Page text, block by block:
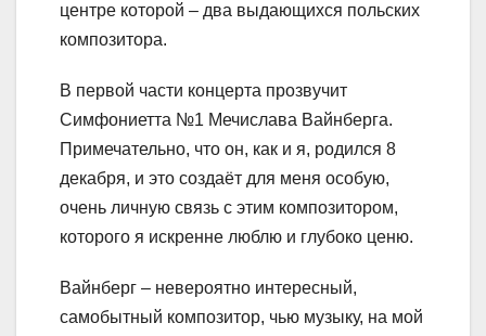
центре которой – два выдающихся польских
композитора.
В первой части концерта прозвучит
Симфониетта №1 Мечислава Вайнберга.
Примечательно, что он, как и я, родился 8
декабря, и это создаёт для меня особую,
очень личную связь с этим композитором,
которого я искренне люблю и глубоко ценю.
Вайнберг – невероятно интересный,
самобытный композитор, чью музыку, на мой